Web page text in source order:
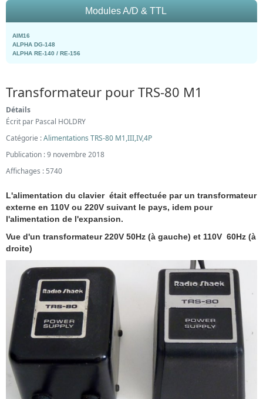
Modules A/D & TTL
AIM16
ALPHA DG-148
ALPHA RE-140 / RE-156
Transformateur pour TRS-80 M1
Détails
Écrit par Pascal HOLDRY
Catégorie :Alimentations TRS-80 M1,III,IV,4P
Publication : 9 novembre 2018
Affichages : 5740
L'alimentation du clavier était effectuée par un transformateur
externe en 110V ou 220V suivant le pays, idem pour
l'alimentation de l'expansion.
Vue d'un transformateur 220V 50Hz (à gauche) et 110V 60Hz (à
droite)